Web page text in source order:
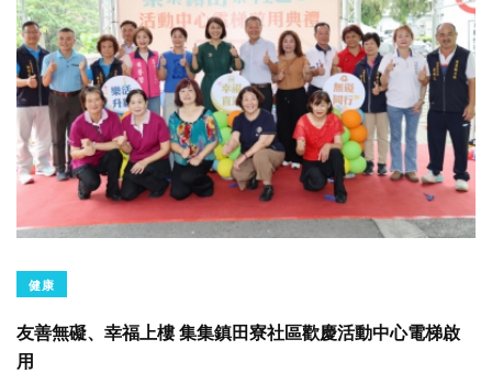
健康
友善無礙、幸福上樓 集集鎮田寮社區歡慶活動中心電梯啟
用